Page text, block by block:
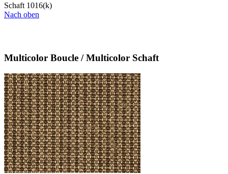
Schaft 1016(k)
Nach oben
Multicolor Boucle / Multicolor Schaft